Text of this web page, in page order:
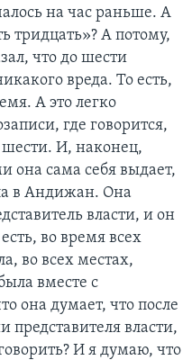
на час раньше. А
тридцать»? А потому,
что до шести
вреда. То есть,
А это легко
где говорится,
шести. И, наконец,
она сама себя выдает,
в Андижан. Она
власти, и он
во время всех
во всех местах,
вместе с
она думает, что после
представителя власти,
И я думаю, что